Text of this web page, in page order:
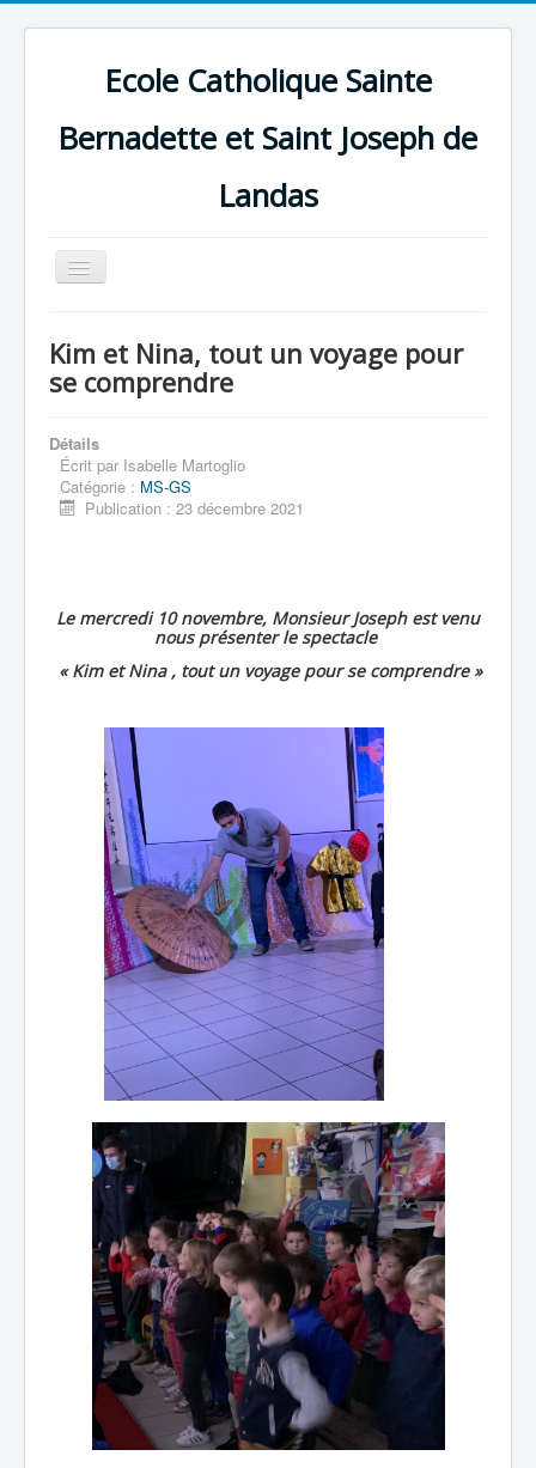
Ecole Catholique Sainte
Bernadette et Saint Joseph de
Landas
Basculer
la
Accueil
L'Ecole
Infos pratiques
Les associations
Kim et Nina, tout un voyage pour
se comprendre
Détails
Écrit par Isabelle Martoglio
Catégorie : MS-GS
Publication : 23 décembre 2021
Le mercredi 10 novembre, Monsieur Joseph est venu
nous présenter le spectacle
« Kim et Nina , tout un voyage pour se comprendre »